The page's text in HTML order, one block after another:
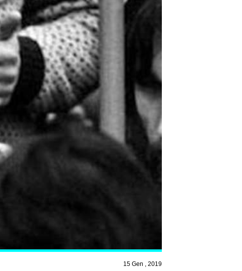
15 Gen , 2019